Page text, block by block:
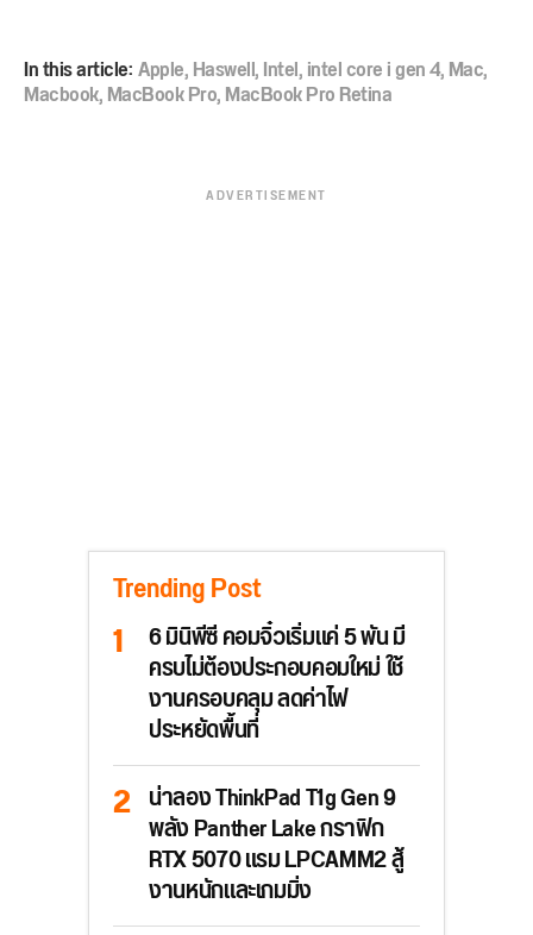
In this article:Apple,Haswell,Intel,intel core i gen 4,Mac,
Macbook,MacBook Pro,MacBook Pro Retina
ADVERTISEMENT
Trending Post
6 มินิพีซี คอมจิ๋วเริ่มแค่ 5 พัน มี
ครบไม่ต้องประกอบคอมใหม่ ใช้
งานครอบคลุม ลดค่าไฟ
ประหยัดพื้นที่
น่าลอง ThinkPad T1g Gen 9
พลัง Panther Lake กราฟิก
RTX 5070 แรม LPCAMM2 สู้
งานหนักและเกมมิ่ง